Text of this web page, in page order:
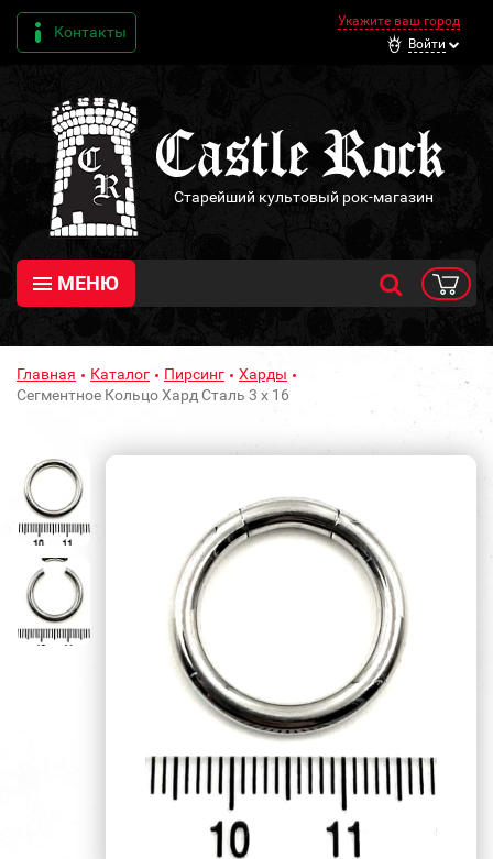
Контакты
Укажите ваш город
Войти
Старейший культовый рок-магазин
МЕНЮ
Главная Каталог Пирсинг
Харды
Сегментное Кольцо Хард Сталь 3 х 16